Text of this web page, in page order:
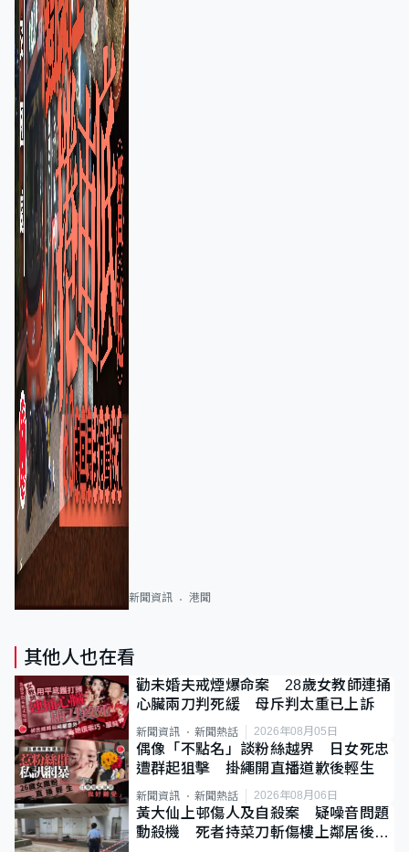
新聞資訊 港聞
其他人也在看
勸未婚夫戒煙爆命案 28歲女教師連捅
心臟兩刀判死緩 母斥判太重已上訴
新聞資訊 新聞熱話 2026年08月05日
偶像「不點名」談粉絲越界 日女死忠
遭群起狙擊 掛繩開直播道歉後輕生
新聞資訊 新聞熱話 2026年08月06日
黃大仙上邨傷人及自殺案 疑噪音問題
動殺機 死者持菜刀斬傷樓上鄰居後墮